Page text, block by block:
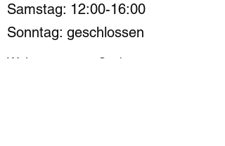
Samstag: 12:00-16:00
Sonntag: geschlossen
Walramsneustraße 1